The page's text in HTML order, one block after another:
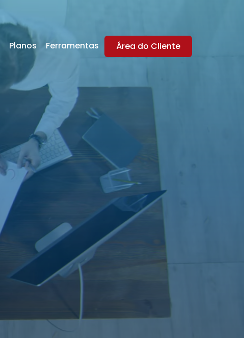
Planos Ferramentas Área do Cliente